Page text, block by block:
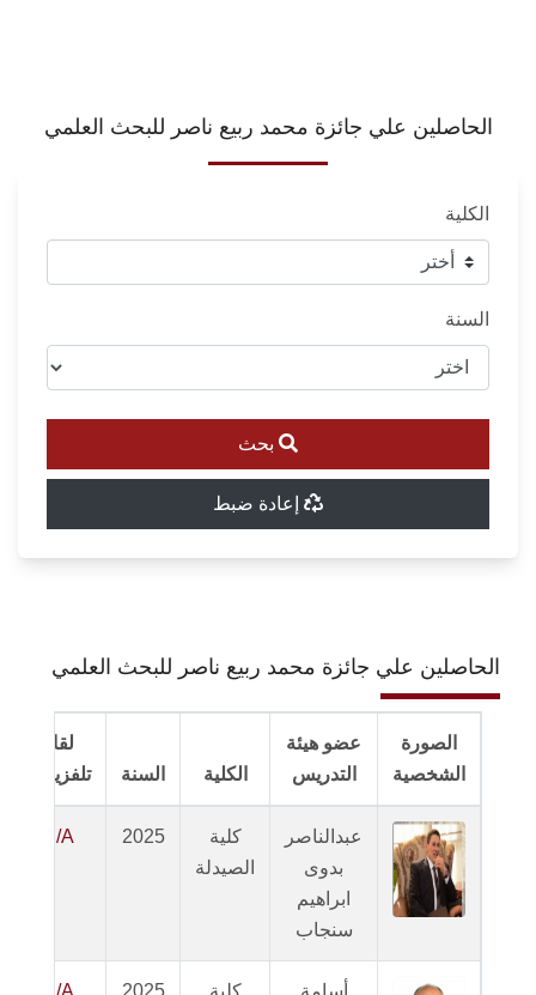
الحاصلين علي جائزة محمد ربيع ناصر للبحث العلمي
الكلية
السنة
بحث
إعادة ضبط
الحاصلين علي جائزة محمد ربيع ناصر للبحث العلمي
الصورة
الشخصية
عضو هيئة
التدريس
الكلية السنة
لقاء
تلفزيوني
عبدالناصر
بدوى
ابراهيم
سنجاب
كلية
الصيدلة
2025
N/A
أسامة كلية 2025
N/A